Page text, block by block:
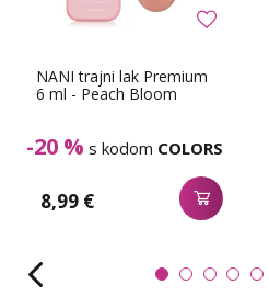
NANI trajni lak Premium
6 ml - Peach Bloom
-20 % s kodom COLORS
8,99 €